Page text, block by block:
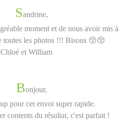
Sandrine,
moment et de nous avoir mis à
toutes les photos !!! Bisous 😚😚
Chloé et William
Bonjour,
pour cet envoi super rapide.
contents du résultat, c'est parfait !